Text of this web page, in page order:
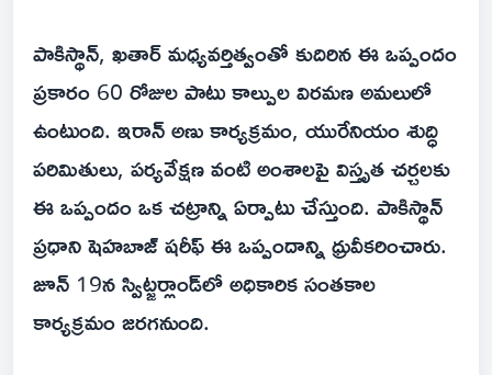
పాకిస్థాన్, ఖతార్ మధ్యవర్తిత్వంతో కుదిరిన ఈ ఒప్పందం
ప్రకారం 60 రోజుల పాటు కాల్పుల విరమణ అమలులో
ఉంటుంది. ఇరాన్ అణు కార్యక్రమం, యురేనియం శుద్ధి
పరిమితులు, పర్యవేక్షణ వంటి అంశాలపై విస్తృత చర్చలకు
ఈ ఒప్పందం ఒక చట్రాన్ని ఏర్పాటు చేస్తుంది. పాకిస్థాన్
ప్రధాని షెహబాజ్ షరీఫ్ ఈ ఒప్పందాన్ని ధ్రువీకరించారు.
జూన్ 19న స్విట్జర్లాండ్‌లో అధికారిక సంతకాల
కార్యక్రమం జరగనుంది.